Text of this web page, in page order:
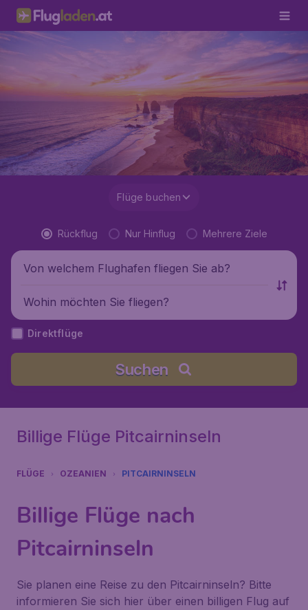
Flüge buchen
Rückflug Nur Hinflug Mehrere Ziele
Von welchem Flughafen fliegen Sie ab?
Wohin möchten Sie fliegen?
Direktflüge
Suchen
Billige Flüge Pitcairninseln
FLÜGE OZEANIEN PITCAIRNINSELN
Billige Flüge nach
Pitcairninseln
Sie planen eine Reise zu den Pitcairninseln? Bitte
informieren Sie sich hier über einen billigen Flug auf